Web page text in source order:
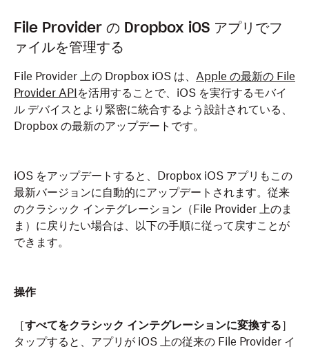
File Provider の Dropbox iOS アプリでフ
ァイルを管理する
File Provider 上の Dropbox iOS は、 Apple の最新の File
Provider APIを活用することで、iOS を実行するモバイ
ル デバイスとより緊密に統合するよう設計されている、
Dropbox の最新のアップデートです。
iOS をアップデートすると、Dropbox iOS アプリもこの
最新バージョンに自動的にアップデートされます。従来
のクラシック インテグレーション（File Provider 上のま
ま）に戻りたい場合は、以下の手順に従って戻すことが
できます。
操作
［すべてをクラシック インテグレーションに変換する］
タップすると、アプリが iOS 上の従来の File Provider イ